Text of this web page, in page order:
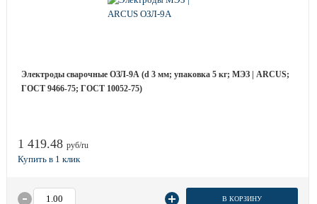
Электроды сварочные ОЗЛ-9А (d 3 мм; упаковка 5 кг; МЭЗ | ARCUS;
ГОСТ 9466-75; ГОСТ 10052-75)
1 419.48 руб/ru
В КОРЗИНУ